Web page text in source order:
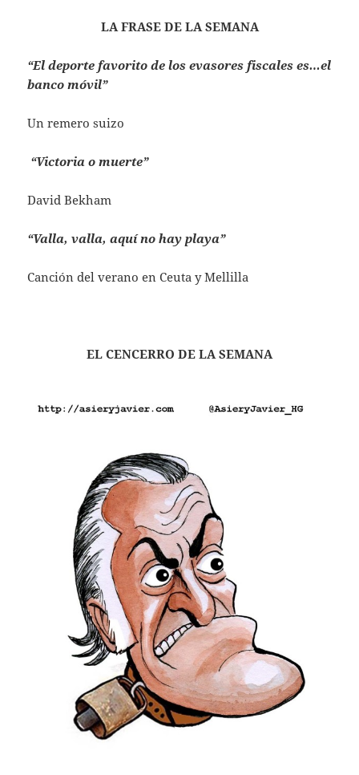
LA FRASE DE LA SEMANA
“El deporte favorito de los evasores fiscales es…el
banco móvil”
Un remero suizo
“Victoria o muerte”
David Bekham
“Valla, valla, aquí no hay playa”
Canción del verano en Ceuta y Mellilla
EL CENCERRO DE LA SEMANA